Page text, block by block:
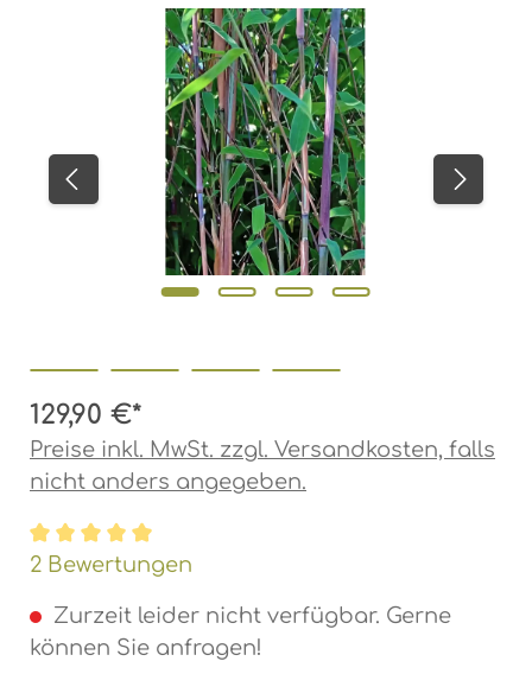
Bildergalerie überspringen
129,90 €*
Preise inkl. MwSt. zzgl. Versandkosten, falls
nicht anders angegeben.
Durchschnittliche Bewertung von 5 von 5
2 Bewertungen
Zurzeit leider nicht verfügbar. Gerne
können Sie anfragen!